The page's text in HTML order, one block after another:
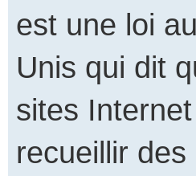
est une loi
Unis qui dit
sites
recueillir des